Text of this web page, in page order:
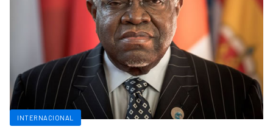
INTERNACIONAL